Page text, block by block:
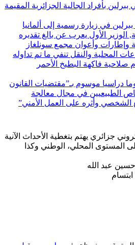
بأفراد الجالية الجزائرية المقيمة
في زيارة رسمية إلى ألمانيا
الوزير الأول يعرب عن بالغ تقديره
وإطارات وأعوان مجمع سونلغاز
المحلية والنقل تنفي ما تم تداوله
فاكهة البطيخ الأحمر
دراسيا موسوم بـ”مقتضيات القانون
الطبيعيين في مجال معالجة
الشخصي وأثره على العمل الأمني”
جزائري يهتم بتغطية الأحداث الآنية
المستوى المحلي، الوطني وكذا
عبد الله